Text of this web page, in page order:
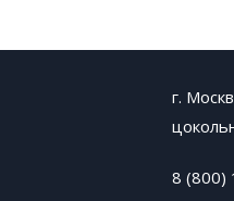
г.
8 (800)